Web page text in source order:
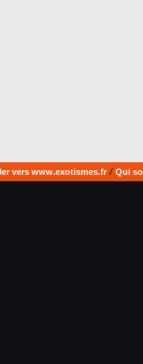
vers www.exotismes.fr/ Qui